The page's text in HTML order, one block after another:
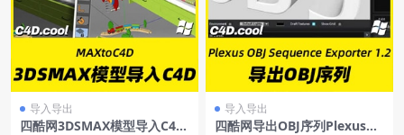
导入导出
四酷网3DSMAX模型导入C4D
导入导出
四酷网导出OBJ序列PlexusOB